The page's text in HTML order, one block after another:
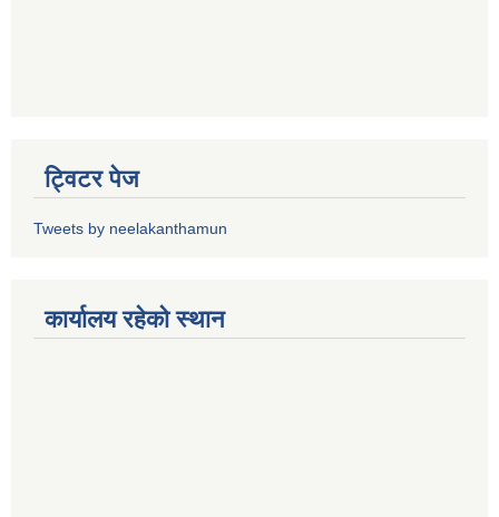
ट्विटर पेज
Tweets by neelakanthamun
कार्यालय रहेको स्थान